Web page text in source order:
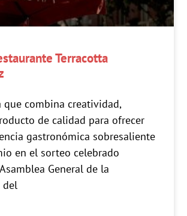
Terracotta
que combina creatividad,
de calidad para ofrecer
gastronómica sobresaliente
en el sorteo celebrado
General de la
del